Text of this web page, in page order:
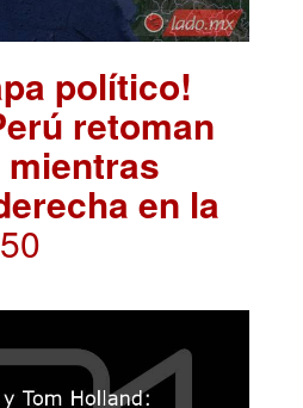
político!
retoman
en la